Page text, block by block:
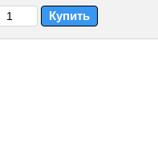
Купить